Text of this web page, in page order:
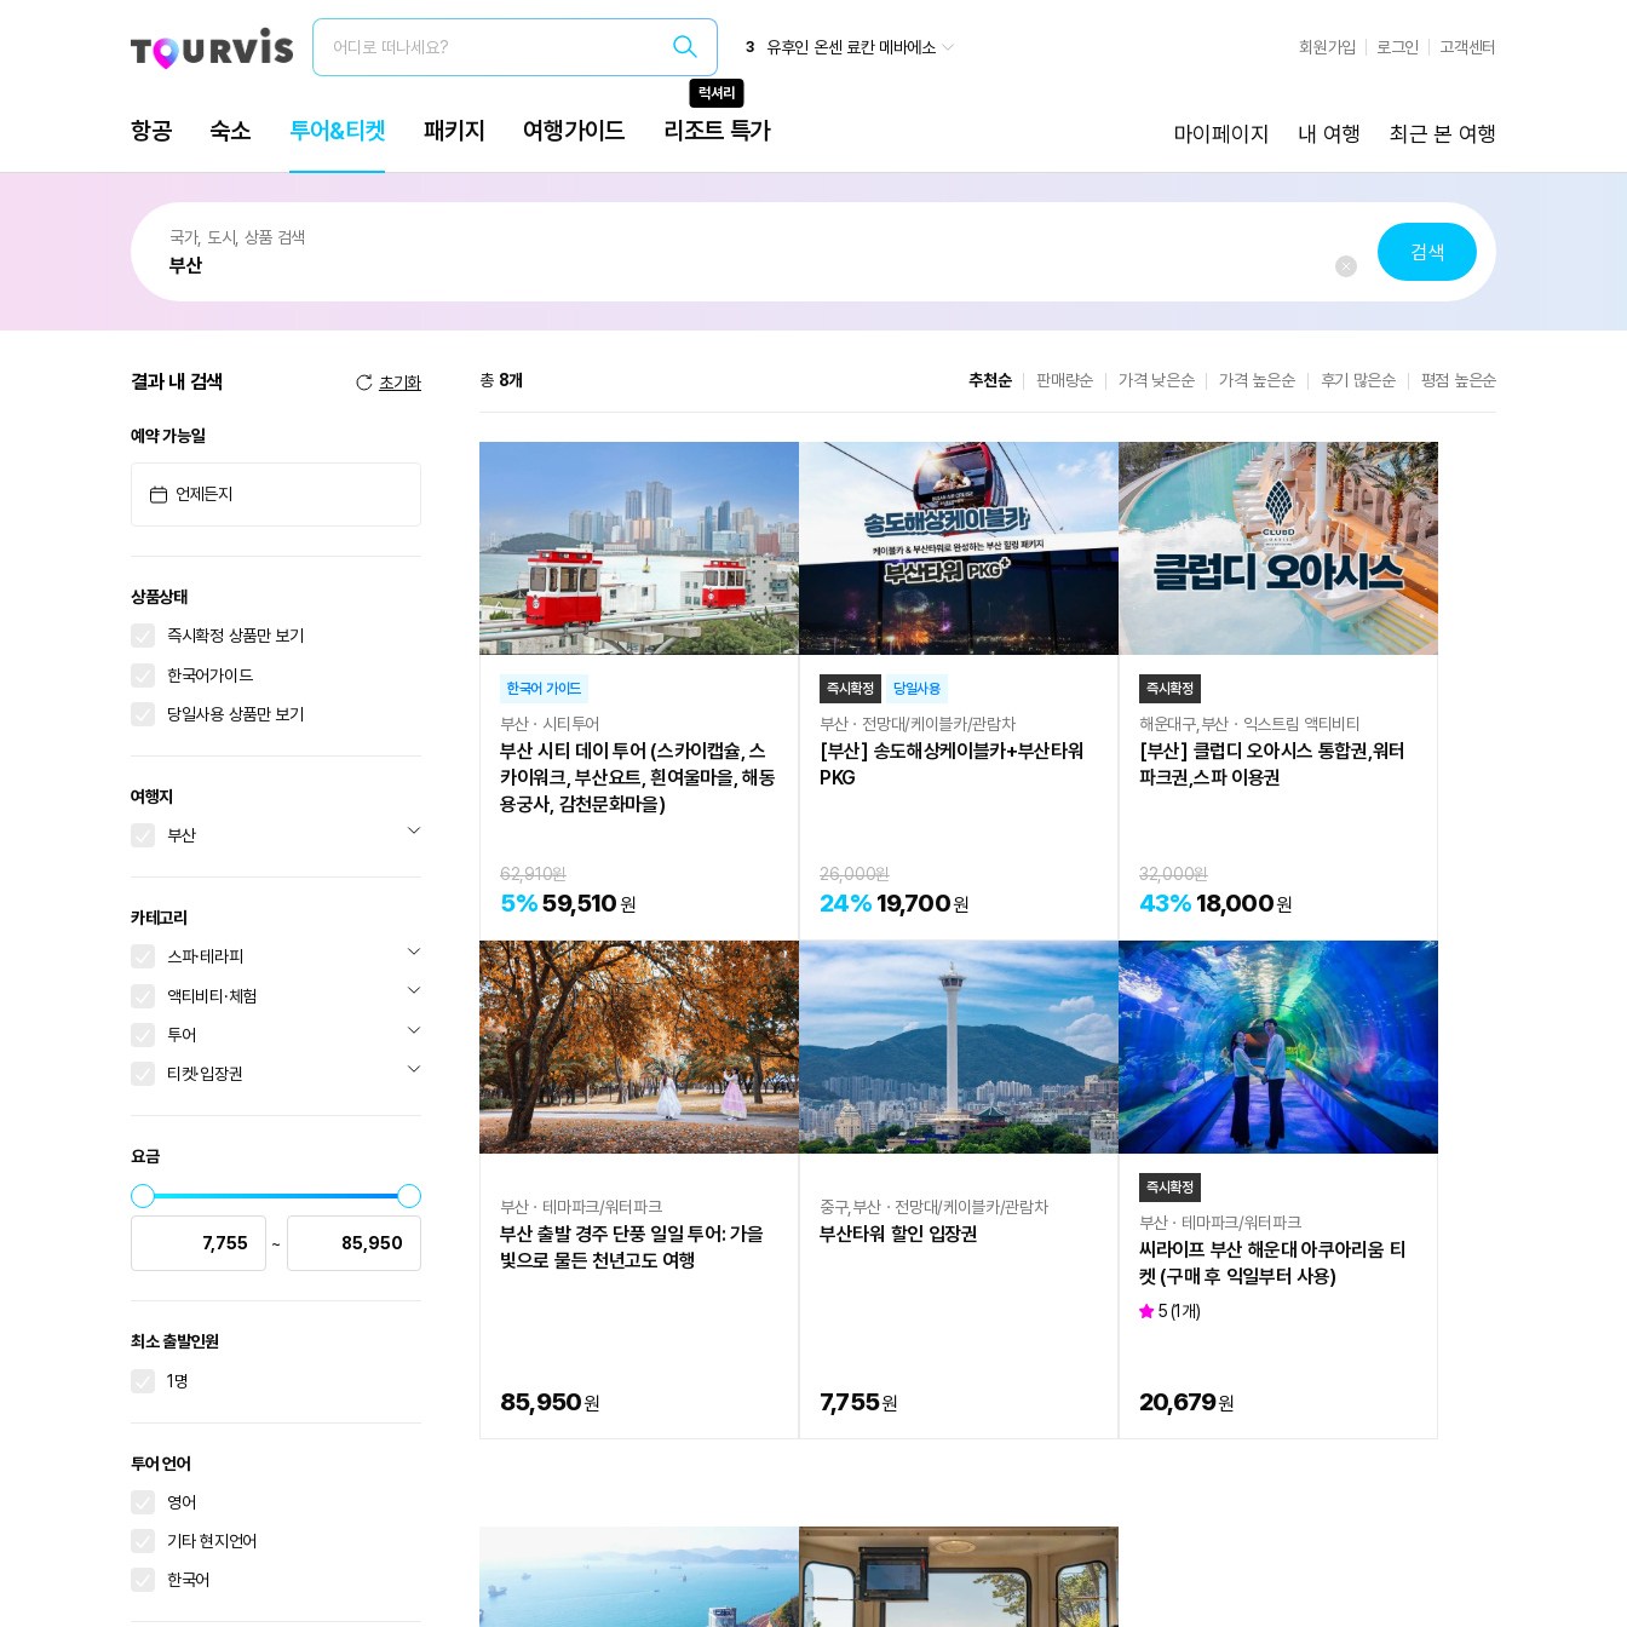
결과 내 검색 초기화
예약 가능일
언제든지
상품상태
즉시확정 상품만 보기
한국어가이드
당일사용 상품만 보기
여행지
부산
카테고리
스파·테라피
액티비티·체험
투어
티켓·입장권
요금
최소 출발인원
1명
투어 언어
영어
기타 현지언어
한국어
총 8개 추천순 판매량순 가격 낮은순 가격 높은순 후기 많은순 평점 높은순
한국어 가이드
부산ㆍ시티투어
부산 시티 데이 투어 (스카이캡슐, 스
카이워크, 부산요트, 흰여울마을, 해동
용궁사, 감천문화마을)
62,910원
5%59,510원
즉시확정 당일사용
부산ㆍ전망대/케이블카/관람차
[부산] 송도해상케이블카+부산타워
PKG
26,000원
24% 19,700원
즉시확정
해운대구,부산ㆍ익스트림 액티비티
[부산] 클럽디 오아시스 통합권,워터
파크권,스파 이용권
32,000원
43% 18,000원
부산ㆍ테마파크/워터파크
부산 출발 경주 단풍 일일 투어: 가을
빛으로 물든 천년고도 여행
85,950원
중구,부산ㆍ전망대/케이블카/관람차
부산타워 할인 입장권
7,755원
즉시확정
부산ㆍ테마파크/워터파크
씨라이프 부산 해운대 아쿠아리움 티
켓 (구매 후 익일부터 사용)
5(1 개)
20,679원